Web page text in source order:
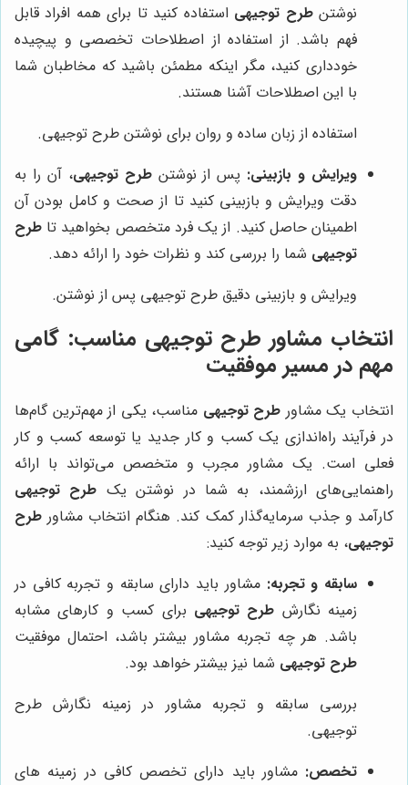
نوشتنطرح توجیهی استفاده کنید تا برای همه افراد قابل
فهم باشد. از استفاده از اصطلاحات تخصصی و پیچیده
خودداری کنید، مگر اینکه مطمئن باشید که مخاطبان شما
با این اصطلاحات آشنا هستند.
استفاده از زبان ساده و روان برای نوشتن طرح توجیهی.
ویرایش و بازبینی: پس از نوشتنطرح توجیهی، آن را به
دقت ویرایش و بازبینی کنید تا از صحت و کامل بودن آن
اطمینان حاصل کنید. از یک فرد متخصص بخواهید تا طرح
توجیهی شما را بررسی کند و نظرات خود را ارائه دهد.
ویرایش و بازبینی دقیق طرح توجیهی پس از نوشتن.
انتخاب مشاور طرح توجیهی مناسب: گامی
مهم در مسیر موفقیت
انتخاب یک مشاور طرح توجیهی مناسب، یکی از مهم‌ترین گام‌ها
در فرآیند راه‌اندازی یک کسب و کار جدید یا توسعه کسب و کار
فعلی است. یک مشاور مجرب و متخصص می‌تواند با ارائه
راهنمایی‌های ارزشمند، به شما در نوشتن یک طرح توجیهی
کارآمد و جذب سرمایه‌گذار کمک کند. هنگام انتخاب مشاور طرح
توجیهی، به موارد زیر توجه کنید:
سابقه و تجربه: مشاور باید دارای سابقه و تجربه کافی در
زمینه نگارش طرح توجیهی برای کسب و کارهای مشابه
باشد. هر چه تجربه مشاور بیشتر باشد، احتمال موفقیت
طرح توجیهی شما نیز بیشتر خواهد بود.
بررسی سابقه و تجربه مشاور در زمینه نگارش طرح
توجیهی.
تخصص: مشاور باید دارای تخصص کافی در زمینه های